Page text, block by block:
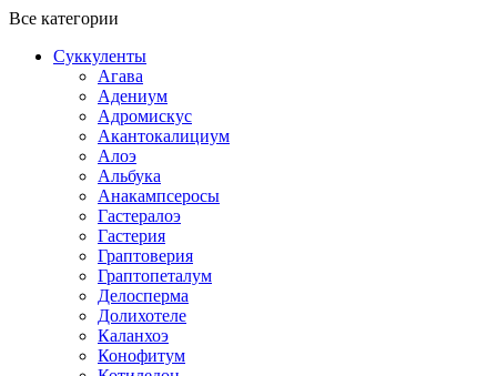
Все категории
Суккуленты
Агава
Адениум
Адромискус
Акантокалициум
Алоэ
Альбука
Анакампсеросы
Гастералоэ
Гастерия
Граптоверия
Граптопеталум
Делосперма
Долихотеле
Каланхоэ
Конофитум